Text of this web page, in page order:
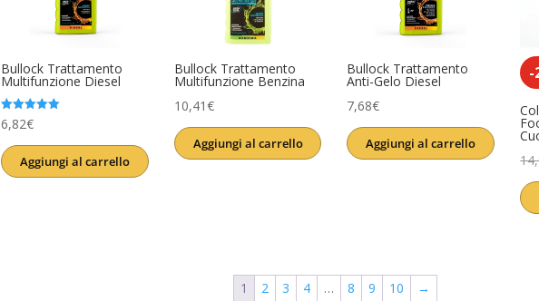
Bullock Trattamento
Multifunzione Diesel
Valutato
5.00
6,82€
Aggiungi al carrello
Bullock Trattamento
Multifunzione Benzina
10,41€
Aggiungi al carrello
Bullock Trattamento
Anti-Gelo Diesel
7,68€
Aggiungi al carrello
-
1 2 3 4 … 8 9 10 →